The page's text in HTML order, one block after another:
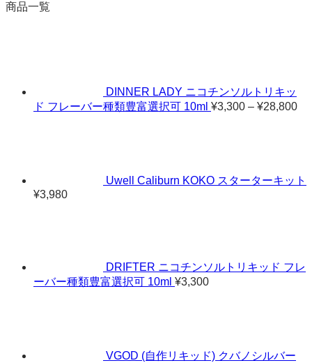
商品一覧
DINNER LADY ニコチンソルトリキッ
ド フレーバー種類豊富選択可 10ml ¥3,300 – ¥28,800価
Uwell Caliburn KOKO スターターキット
¥3,980
DRIFTER ニコチンソルトリキッド フレ
ーバー種類豊富選択可 10ml ¥3,300
VGOD (自作リキッド) クバノシルバー